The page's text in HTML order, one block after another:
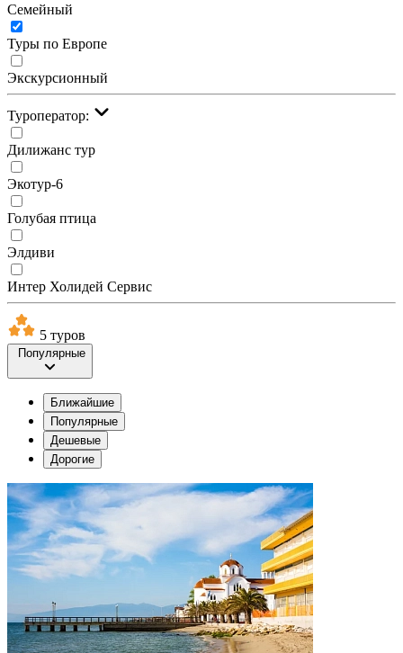
Семейный
Туры по Европе
Экскурсионный
Туроператор:
Дилижанс тур
Экотур-6
Голубая птица
Элдиви
Интер Холидей Сервис
5 туров
Популярные
Ближайшие
Популярные
Дешевые
Дорогие